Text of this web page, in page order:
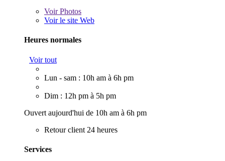
VoirPhotos
Voir le site Web
Heures normales
Voir tout
Lun - sam : 10h am à 6h pm
Dim : 12h pm à 5h pm
Ouvert aujourd'hui de 10h am à 6h pm
Retour client 24 heures
Services